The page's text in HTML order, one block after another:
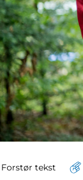
Forstør tekst